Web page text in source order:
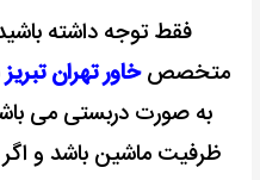
فقط توجه داشته
متخصصخاور تهران تبریز
به صورت دربستی می
ظرفیت ماشین باشد و اگر